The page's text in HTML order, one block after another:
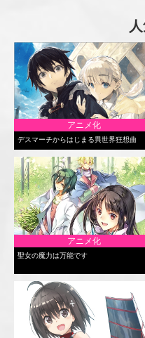
アニメ化
デスマーチからはじまる異世界狂想曲
アニメ化
聖女の魔力は万能です